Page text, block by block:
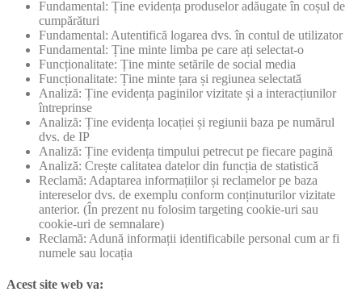
Fundamental: Ține evidența produselor adăugate în coșul de
cumpărături
Fundamental: Autentifică logarea dvs. în contul de utilizator
Fundamental: Ține minte limba pe care ați selectat-o
Funcționalitate: Ține minte setările de social media
Funcționalitate: Ține minte țara și regiunea selectată
Analiză: Ține evidența paginilor vizitate și a interacțiunilor
întreprinse
Analiză: Ține evidența locației și regiunii baza pe numărul
dvs. de IP
Analiză: Ține evidența timpului petrecut pe fiecare pagină
Analiză: Crește calitatea datelor din funcția de statistică
Reclamă: Adaptarea informațiilor și reclamelor pe baza
intereselor dvs. de exemplu conform conținuturilor vizitate
anterior. (În prezent nu folosim targeting cookie-uri sau
cookie-uri de semnalare)
Reclamă: Adună informații identificabile personal cum ar fi
numele sau locația
Acest site web va: